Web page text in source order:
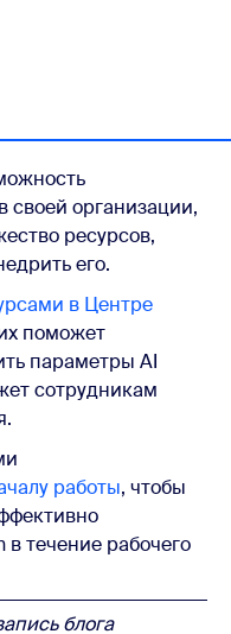
своей организации,
ресурсов,
его.
в Центре
поможет
параметры AI
сотрудникам
работы, чтобы
в течение рабочего
блога